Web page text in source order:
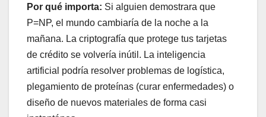
Por qué importa: Si alguien demostrara que
P=NP, el mundo cambiaría de la noche a la
mañana. La criptografía que protege tus tarjetas
de crédito se volvería inútil. La inteligencia
artificial podría resolver problemas de logística,
plegamiento de proteínas (curar enfermedades) o
diseño de nuevos materiales de forma casi